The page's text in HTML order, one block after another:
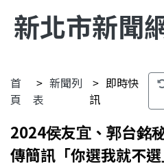
新北市新聞
首
頁
新聞列
表
即時快
訊
2024侯友宜、郭台銘
傳簡訊「你選我就不選